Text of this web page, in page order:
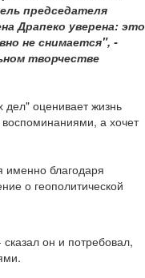
председателя
Драпеко уверена: это
не снимается", -
творчестве
дел" оценивает жизнь
а хочет
именно благодаря
о геополитической
он и потребовал,